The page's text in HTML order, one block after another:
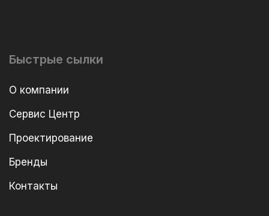
Быстрые сылки
О компании
Сервис Центр
Проектирование
Бренды
Контакты